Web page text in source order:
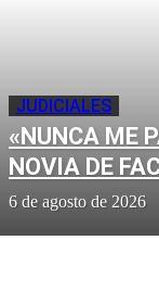
JUDICIALES
«NUNCA ME
NOVIA DE
6 de agosto de 2026